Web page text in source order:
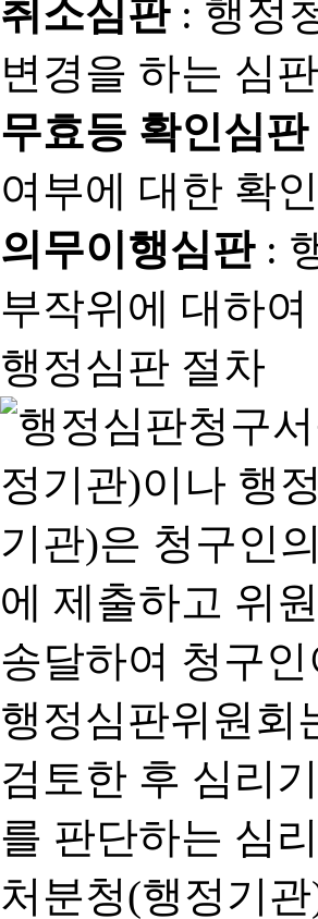
취소심판: 행정
변경을 하는 심판
무효등 확인심판
여부에 대한 확
의무이행심판:
부작위에 대하
행정심판 절차